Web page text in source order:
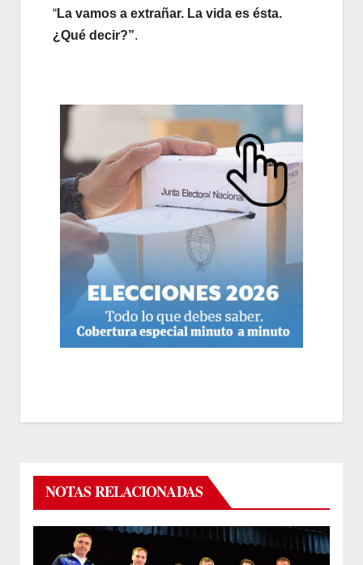
“La vamos a extrañar. La vida es ésta.
¿Qué decir?”.
NOTAS RELACIONADAS